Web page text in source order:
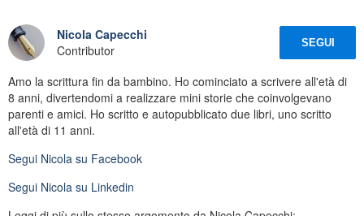
Nicola Capecchi
Contributor
SEGUI
Amo la scrittura fin da bambino. Ho cominciato a scrivere all'età di
8 anni, divertendomi a realizzare mini storie che coinvolgevano
parenti e amici. Ho scritto e autopubblicato due libri, uno scritto
all'età di 11 anni.
Segui Nicola su Facebook
Segui Nicola su Linkedin